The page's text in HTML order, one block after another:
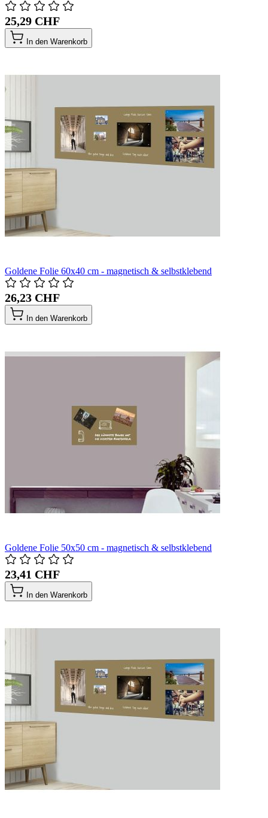
25,29 CHF
In den Warenkorb
Goldene Folie 60x40 cm - magnetisch & selbstklebend
26,23 CHF
In den Warenkorb
Goldene Folie 50x50 cm - magnetisch & selbstklebend
23,41 CHF
In den Warenkorb